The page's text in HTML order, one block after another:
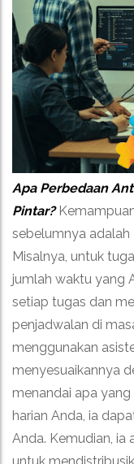
Apa Perbedaan
Pintar?
sebelumnya
Misalnya, untuk
jumlah waktu yang
setiap tugas dan
penjadwalan di
menggunakan
menyesuaikannya
menandai apa
harian Anda, ia
Anda. Kemudian, ia
untuk